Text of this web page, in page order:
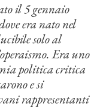
il 5 gennaio
era nato nel
solo al
Era uno
politica critica
e si
rappresentanti